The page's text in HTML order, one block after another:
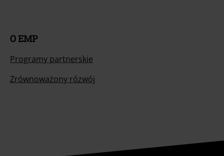
O EMP
Programy partnerskie
Zrównoważony rózwój